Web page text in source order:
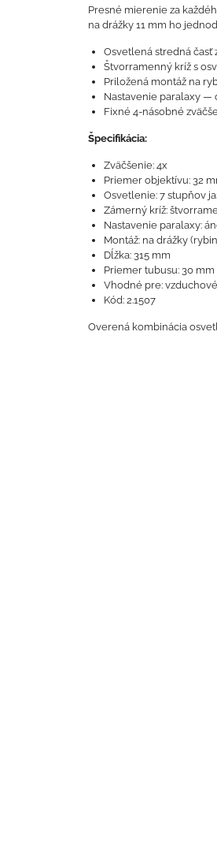
Presné mierenie za
na drážky 11 mm ho
Osvetlená stredná
Štvorramenný kríž s
Priložená montáž na
Nastavenie paralaxy —
Fixné 4-násobné
Špecifikácia:
Zväčšenie: 4x
Priemer objektívu: 32
Osvetlenie: 7 stupňov
Zámerný kríž:
Nastavenie paralaxy:
Montáž: na drážky
Dĺžka: 315 mm
Priemer tubusu: 30 mm
Vhodné pre:
Kód: 2.1507
Overená kombinácia